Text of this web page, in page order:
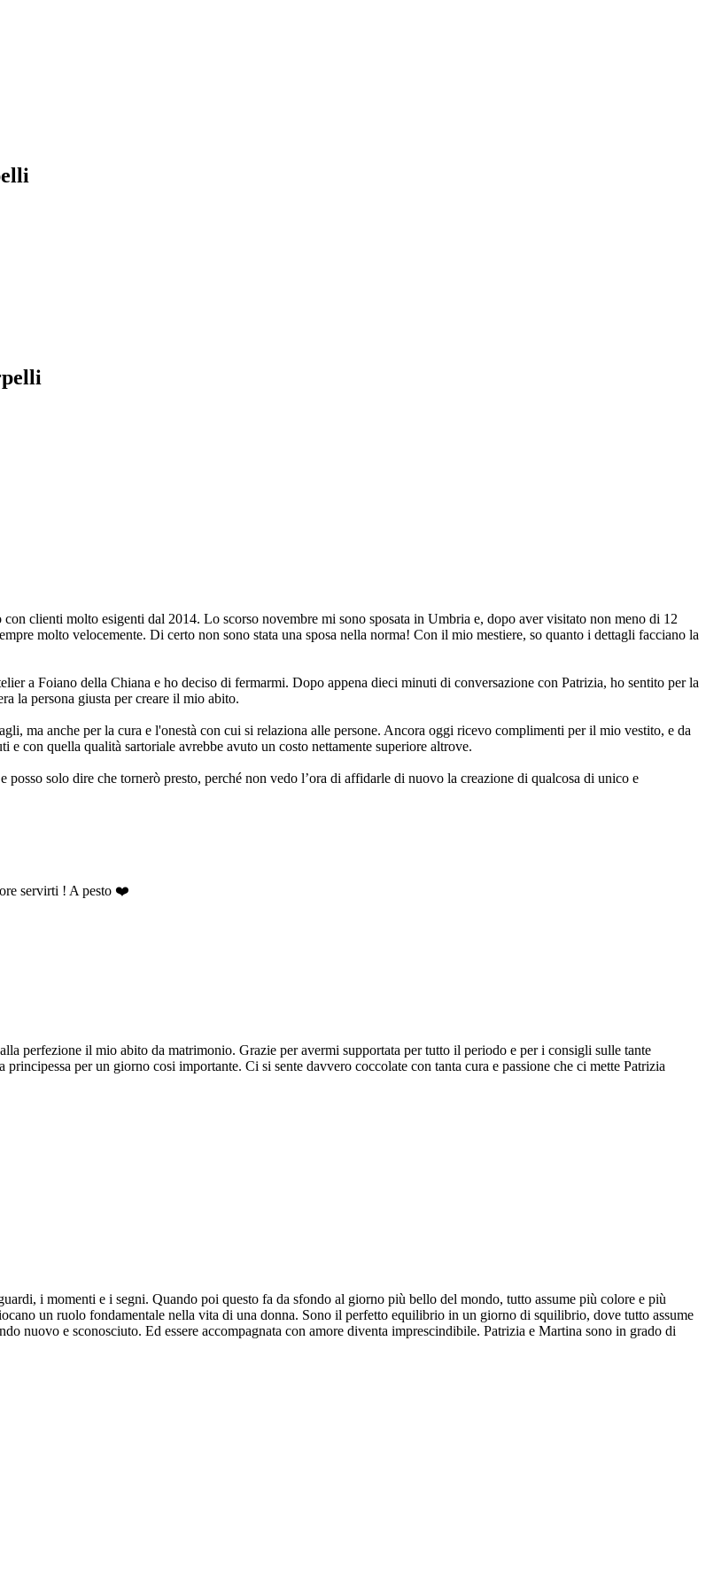
clienti molto esigenti dal 2014. Lo scorso novembre mi sono sposata in Umbria e, dopo aver visitato non meno di 12
molto velocemente. Di certo non sono stata una sposa nella norma! Con il mio mestiere, so quanto i dettagli facciano la
a Foiano della Chiana e ho deciso di fermarmi. Dopo appena dieci minuti di conversazione con Patrizia, ho sentito per la
la persona giusta per creare il mio abito.
ma anche per la cura e l'onestà con cui si relaziona alle persone. Ancora oggi ricevo complimenti per il mio vestito, e da
e con quella qualità sartoriale avrebbe avuto un costo nettamente superiore altrove.
solo dire che tornerò presto, perché non vedo l’ora di affidarle di nuovo la creazione di qualcosa di unico e
servirti ! A pesto ❤️
perfezione il mio abito da matrimonio. Grazie per avermi supportata per tutto il periodo e per i consigli sulle tante
per un giorno cosi importante. Ci si sente davvero coccolate con tanta cura e passione che ci mette Patrizia
i momenti e i segni. Quando poi questo fa da sfondo al giorno più bello del mondo, tutto assume più colore e più
un ruolo fondamentale nella vita di una donna. Sono il perfetto equilibrio in un giorno di squilibrio, dove tutto assume
nuovo e sconosciuto. Ed essere accompagnata con amore diventa imprescindibile. Patrizia e Martina sono in grado di